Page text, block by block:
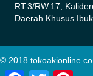
RT.3/RW.17,
Daerah Khusus
© 2018